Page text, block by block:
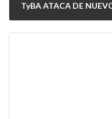
TyBA ATACA DE